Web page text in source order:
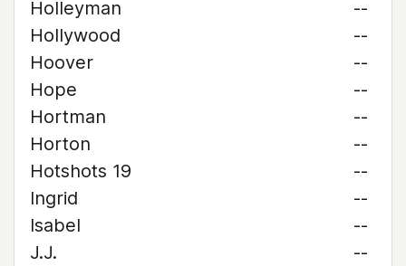
Holleyman
--
Hollywood
--
Hoover
--
Hope
--
Hortman
--
Horton
--
Hotshots 19
--
Ingrid
--
Isabel
--
J.J.
--